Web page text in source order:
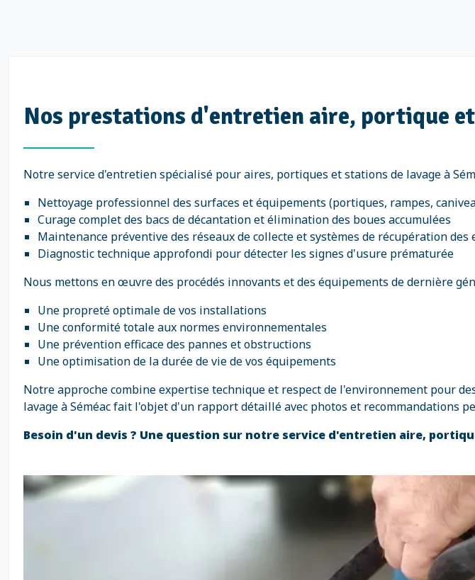
Nos prestations d'entretien aire, portique
Notre service d'entretien spécialisé pour aires, portiques et stations de lavage à
Nettoyage professionnel des surfaces et équipements (portiques, rampes,
Curage complet des bacs de décantation et élimination des boues accumulées
Maintenance préventive des réseaux de collecte et systèmes de récupération des
Diagnostic technique approfondi pour détecter les signes d'usure prématurée
Nous mettons en œuvre des procédés innovants et des équipements de dernière
Une propreté optimale de vos installations
Une conformité totale aux normes environnementales
Une prévention efficace des pannes et obstructions
Une optimisation de la durée de vie de vos équipements
Notre approche combine expertise technique et respect de l'environnement pour
lavage à Séméac fait l'objet d'un rapport détaillé avec photos et recommandations
Besoin d'un devis ? Une question sur notre service d'entretien aire,